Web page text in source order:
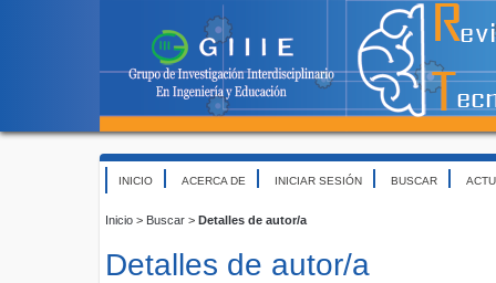
INICIO ACERCA DE INICIAR SESIÓN BUSCAR
Inicio > Buscar > Detalles de autor/a
Detalles de autor/a